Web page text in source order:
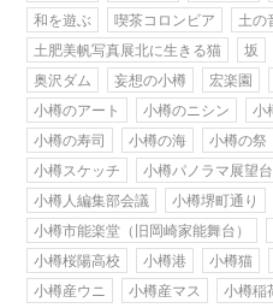
和を遊ぶ
喫茶コロンビア 土の
土肥美帆写真展北に生きる猫
坂
奥沢ダム
妄想の小樽 宏楽園
小樽のアート
小樽のニシン 小
小樽の寿司
小樽の海 小樽の祭
小樽スケッチ
小樽パノラマ展望台
小樽人編集部会議
小樽堺町通り
小樽市能楽堂（旧岡崎家能舞台）
小樽桜陽高校
小樽港 小樽猫
小樽産ウニ
小樽産マス 小樽稲